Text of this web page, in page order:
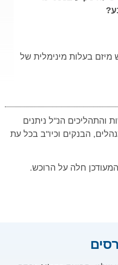
בעלות מינימלית של
והתהליכים הנ"ל ניתנים
הבנקים וכיו"ב בכל עת
חלה על הרוכש.